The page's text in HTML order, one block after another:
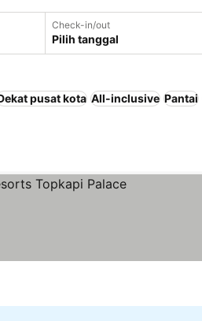
Check-in/out
Pilih tanggal
pusat kota All-inclusive Pantai